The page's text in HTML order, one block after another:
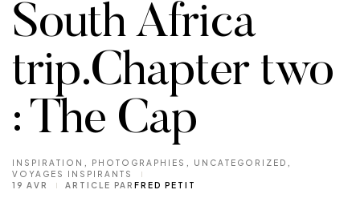
South Africa
trip.Chapter two
: The Cap
INSPIRATION PHOTOGRAPHIES UNCATEGORIZED
VOYAGES INSPIRANTS
19 AVR
ARTICLE PAR FRED PETIT